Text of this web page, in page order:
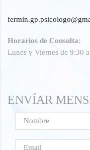
Horarios de Consulta:
Lunes y Viernes de 9:30
ENVÍAR